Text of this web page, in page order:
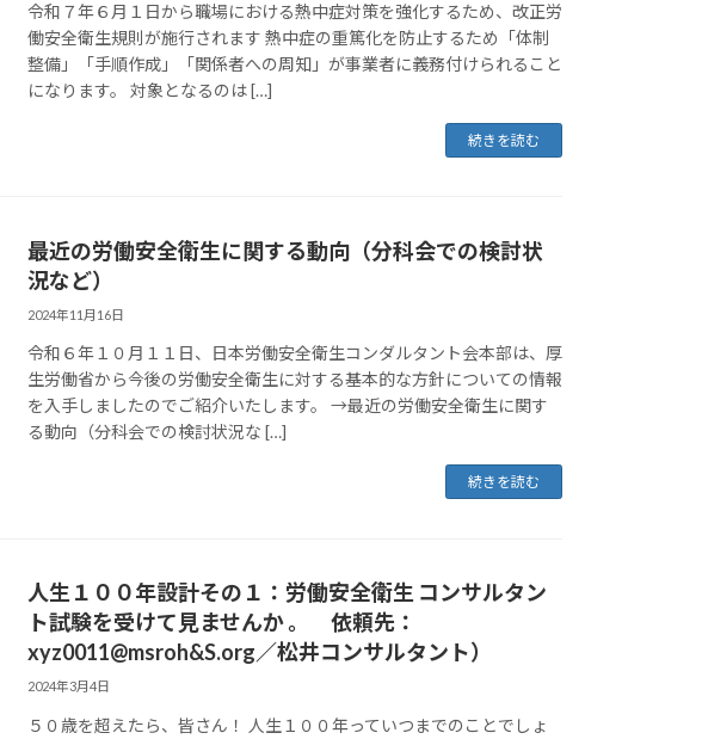
令和７年６月１日から職場における熱中症対策を強化するため、改正労
働安全衛生規則が施行されます 熱中症の重篤化を防止するため「体制
整備」「手順作成」「関係者への周知」が事業者に義務付けられること
になります。 対象となるのは […]
続きを読む
最近の労働安全衛生に関する動向（分科会での検討状
況など）
2024年11月16日
令和６年１０月１１日、日本労働安全衛生コンダルタント会本部は、厚
生労働省から今後の労働安全衛生に対する基本的な方針についての情報
を入手しましたのでご紹介いたします。 →最近の労働安全衛生に関す
る動向（分科会での検討状況な […]
続きを読む
人生１００年設計その１：労働安全衛生 コンサルタン
ト試験を受けて見ませんか 。 依頼先：
xyz0011@msroh&S.org／松井コンサルタント）
2024年3月4日
５０歳を超えたら、皆さん！ 人生１００年っていつまでのことでしょ